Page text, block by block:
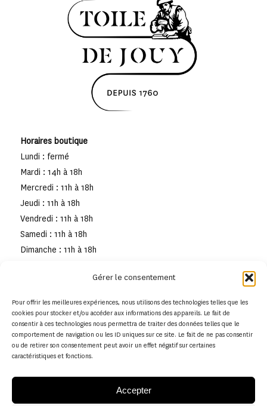
Gérer le consentement
Pour offrir les meilleures expériences, nous utilisons des technologies telles que les
cookies pour stocker et/ou accéder aux informations des appareils. Le fait de
consentir à ces technologies nous permettra de traiter des données telles que le
comportement de navigation ou les ID uniques sur ce site. Le fait de ne pas consentir
ou de retirer son consentement peut avoir un effet négatif sur certaines
caractéristiques et fonctions.
Accepter
Horaires boutique
Lundi : fermé
Mardi : 14h à 18h
Mercredi : 11h à 18h
Jeudi : 11h à 18h
Vendredi : 11h à 18h
Samedi : 11h à 18h
Dimanche : 11h à 18h